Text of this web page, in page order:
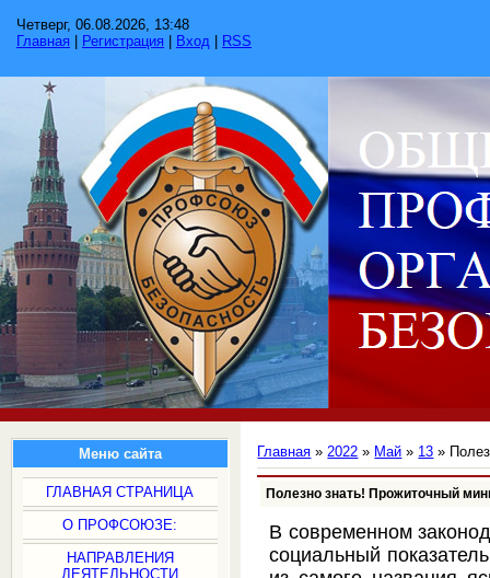
Четверг, 06.08.2026, 13:48
Главная
Регистрация Вход RSS
Меню сайта
ГЛАВНАЯ СТРАНИЦА
О ПРОФСОЮЗЕ:
НАПРАВЛЕНИЯ
ДЕЯТЕЛЬНОСТИ
Главная »2022 » Май » 13 »
Полезно знать! Прожиточный
В современном
социальный